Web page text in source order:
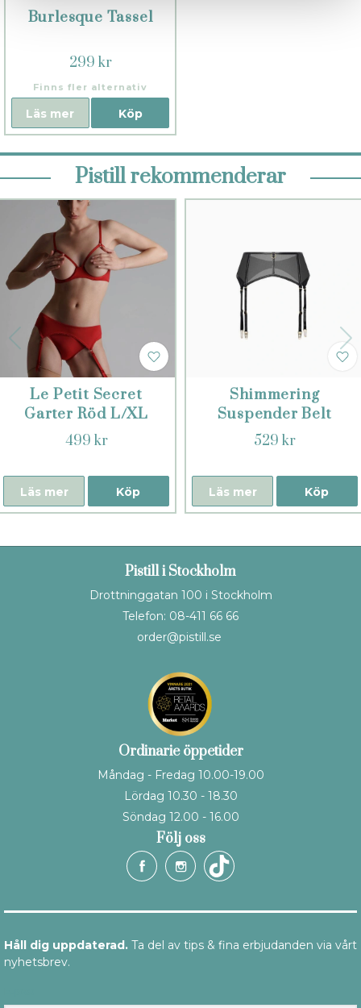
Burlesque Tassel
299 kr
Finns fler alternativ
Köp
Läs mer
Pistill rekommenderar
Le Petit Secret
Garter Röd L/XL
499 kr
Köp
Läs mer
Shimmering
Suspender Belt
L/XL
529 kr
Köp
Läs mer
Pistill i Stockholm
Drottninggatan 100 i Stockholm
Telefon: 08-411 66 66
order@pistill.se
Ordinarie öppetider
Måndag - Fredag 10.00-19.00
Lördag 10.30 - 18.30
Söndag 12.00 - 16.00
Följ oss
Håll dig uppdaterad. Ta del av tips & fina erbjudanden via vårt
nyhetsbrev.